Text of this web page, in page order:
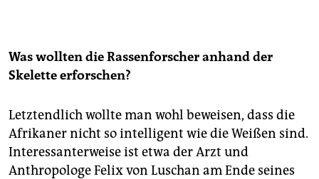
die transnationale Konferenz „Prussian Colonial
Heritage – Sacred Objects and Human Remains in
Berlin Museums“, die am 14. und 15. Oktober im
(taz)
Was wollten die Rassenforscher anhand der
Skelette erforschen?
Letztendlich wollte man wohl beweisen, dass die
Afrikaner nicht so intelligent wie die Weißen sind.
Interessanterweise ist etwa der Arzt und
Anthropologe Felix von Luschan am Ende seines